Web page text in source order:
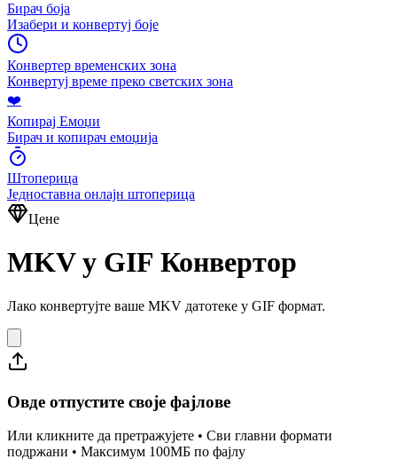
Бирач боја
Изабери и конвертуј боје
Конвертер временских зона
Конвертуј време преко светских зона
❤️
Копирај Емоџи
Бирач и копирач емоџија
Штоперица
Једноставна онлајн штоперица
Цене
MKV у GIF Конвертор
Лако конвертујте ваше MKV датотеке у GIF формат.
Овде отпустите своје фајлове
Или кликните да претражујете • Сви главни формати
подржани • Максимум 100МБ по фајлу